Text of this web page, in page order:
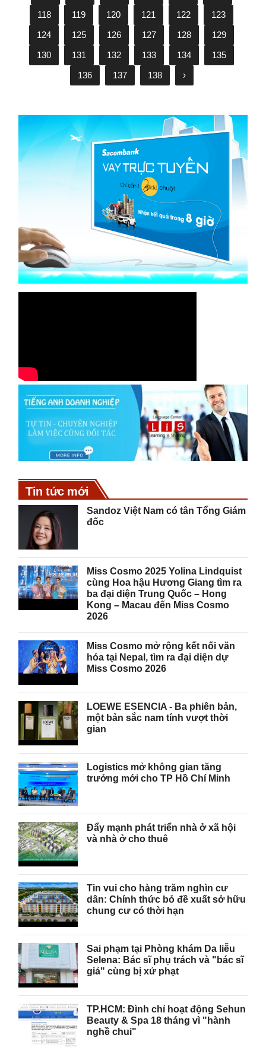
118
119 120 121 122
123
124
125 126 127 128
129
130
131 132 133 134
135
136
137 138 ›
Tin tức mới
Sandoz Việt Nam có tân Tổng Giám
đốc
Miss Cosmo 2025 Yolina Lindquist
cùng Hoa hậu Hương Giang tìm ra
ba đại diện Trung Quốc – Hong
Kong – Macau đến Miss Cosmo
2026
Miss Cosmo mở rộng kết nối văn
hóa tại Nepal, tìm ra đại diện dự
Miss Cosmo 2026
LOEWE ESENCIA - Ba phiên bản,
một bản sắc nam tính vượt thời
gian
Logistics mở không gian tăng
trưởng mới cho TP Hồ Chí Minh
Đẩy mạnh phát triển nhà ở xã hội
và nhà ở cho thuê
Tin vui cho hàng trăm nghìn cư
dân: Chính thức bỏ đề xuất sở hữu
chung cư có thời hạn
Sai phạm tại Phòng khám Da liễu
Selena: Bác sĩ phụ trách và "bác sĩ
giả" cùng bị xử phạt
TP.HCM: Đình chỉ hoạt động Sehun
Beauty & Spa 18 tháng vì "hành
nghề chui"